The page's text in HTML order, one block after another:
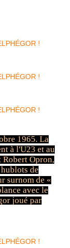
1965. La
à l'U23 et au
Robert Opron,
de
surnom de «
avec le
joué par